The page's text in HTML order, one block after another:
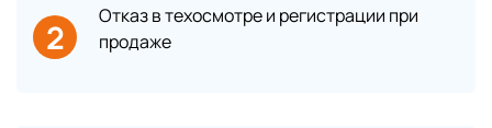
2
Отказ в техосмотре и регистрации при
продаже